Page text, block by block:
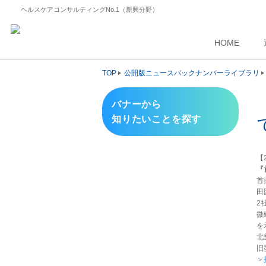
ヘルスケアコンサルティングNo.1（新興分野）
HOME
TOP 公開版ニュースバックナンバーライブラリ
首
2
微
を
北
＞
バナーから
知りたいことを探す